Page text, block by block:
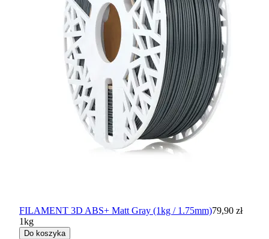
FILAMENT 3D ABS+ Matt Gray (1kg / 1.75mm)79,90 zł
1kg
Do koszyka